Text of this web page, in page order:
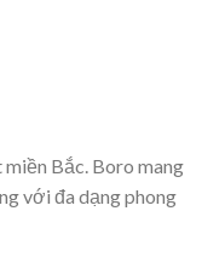
Bắc. Boro mang
với đa dạng phong